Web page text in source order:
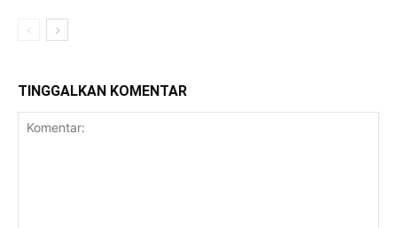
TINGGALKAN KOMENTAR